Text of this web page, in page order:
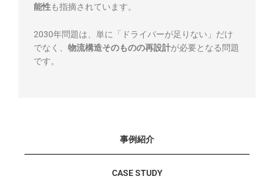
能性も指摘されています。
2030年問題は、単に「ドライバーが足りない」だけ
でなく、 物流構造そのものの再設計が必要となる問題
です。
事例紹介
CASE STUDY